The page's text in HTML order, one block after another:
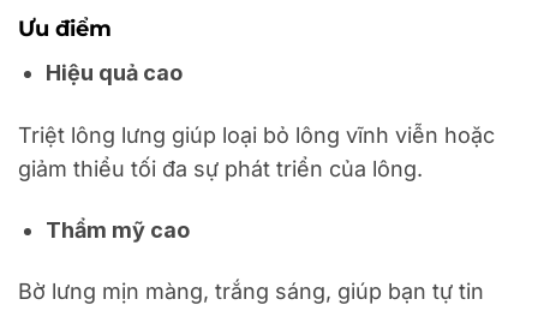
Ưu điểm
Hiệu quả cao
Triệt lông lưng giúp loại bỏ lông vĩnh viễn hoặc
giảm thiểu tối đa sự phát triển của lông.
Thẩm mỹ cao
Bờ lưng mịn màng, trắng sáng, giúp bạn tự tin